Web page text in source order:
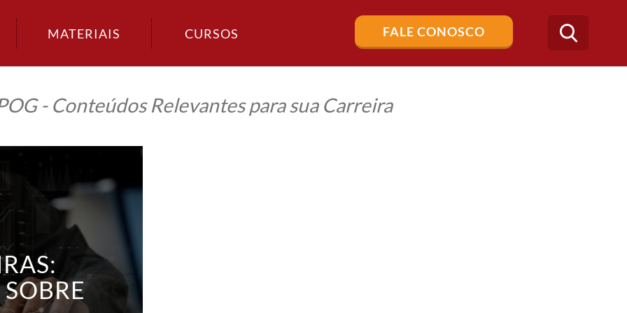
MATERIAIS CURSOS FALE CONOSCO
Buscar
no
blog
- Conteúdos Relevantes para sua Carreira